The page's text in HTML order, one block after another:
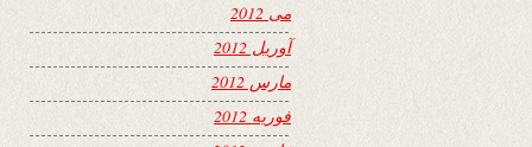
می 2012
آوریل 2012
مارس 2012
فوریه 2012